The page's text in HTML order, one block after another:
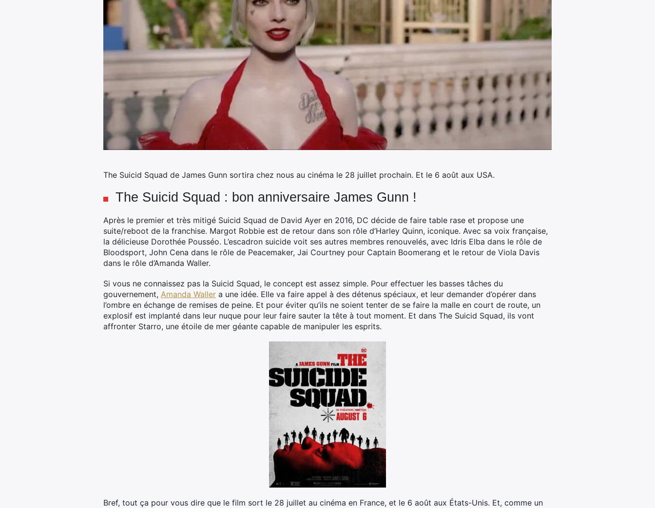
The Suicid Squad de James Gunn sortira chez nous au cinéma le 28 juillet prochain. Et le 6 août aux USA.
The Suicid Squad : bon anniversaire James Gunn !
Après le premier et très mitigé Suicid Squad de David Ayer en 2016, DC décide de faire table rase et propose une
suite/reboot de la franchise. Margot Robbie est de retour dans son rôle d’Harley Quinn, iconique. Avec sa voix française,
la délicieuse Dorothée Pousséo. L’escadron suicide voit ses autres membres renouvelés, avec Idris Elba dans le rôle de
Bloodsport, John Cena dans le rôle de Peacemaker, Jai Courtney pour Captain Boomerang et le retour de Viola Davis
dans le rôle d’Amanda Waller.
Si vous ne connaissez pas la Suicid Squad, le concept est assez simple. Pour effectuer les basses tâches du
gouvernement, Amanda Waller a une idée. Elle va faire appel à des détenus spéciaux, et leur demander d’opérer dans
l’ombre en échange de remises de peine. Et pour éviter qu’ils ne soient tenter de se faire la malle en court de route, un
explosif est implanté dans leur nuque pour leur faire sauter la tête à tout moment. Et dans The Suicid Squad, ils vont
affronter Starro, une étoile de mer géante capable de manipuler les esprits.
Bref, tout ça pour vous dire que le film sort le 28 juillet au cinéma en France, et le 6 août aux États-Unis. Et, comme un